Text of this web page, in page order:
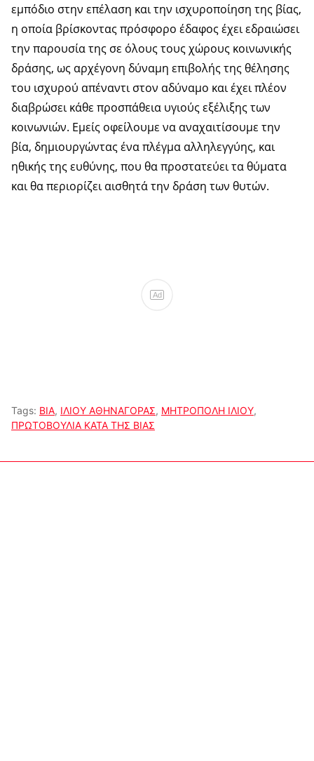
εμπόδιο στην επέλαση και την ισχυροποίηση της βίας,
η οποία βρίσκοντας πρόσφορο έδαφος έχει εδραιώσει
την παρουσία της σε όλους τους χώρους κοινωνικής
δράσης, ως αρχέγονη δύναμη επιβολής της θέλησης
του ισχυρού απέναντι στον αδύναμο και έχει πλέον
διαβρώσει κάθε προσπάθεια υγιούς εξέλιξης των
κοινωνιών. Εμείς οφείλουμε να αναχαιτίσουμε την
βία, δημιουργώντας ένα πλέγμα αλληλεγγύης, και
ηθικής της ευθύνης, που θα προστατεύει τα θύματα
και θα περιορίζει αισθητά την δράση των θυτών.
Ad
Tags: ΒΙΑ, ΙΛΙΟΥ ΑΘΗΝΑΓΟΡΑΣ, ΜΗΤΡΟΠΟΛΗ ΙΛΙΟΥ,
ΠΡΩΤΟΒΟΥΛΙΑ ΚΑΤΑ ΤΗΣ ΒΙΑΣ